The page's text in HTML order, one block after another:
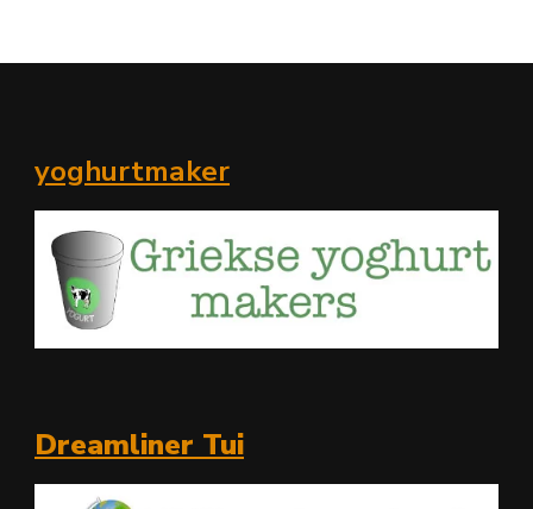
yoghurtmaker
Dreamliner Tui